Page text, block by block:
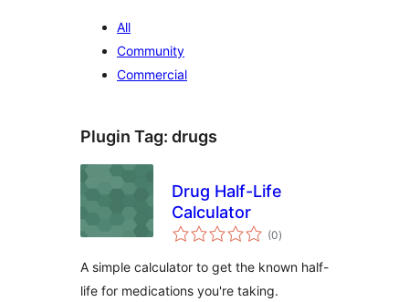
All
Community
Commercial
Plugin Tag: drugs
Drug Half-Life
Calculator
(0total
ratings
)
A simple calculator to get the known half-
life for medications you're taking.